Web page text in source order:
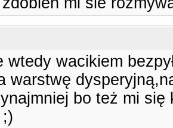
wtedy wacikiem
warstwę
bo też mi się
;)